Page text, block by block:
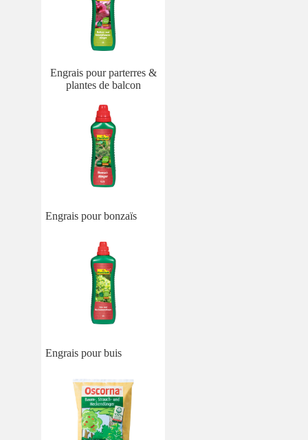
Engrais pour parterres &
plantes de balcon
Engrais pour bonzaïs
Engrais pour buis